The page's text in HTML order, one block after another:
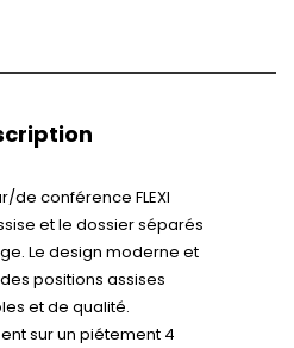
de conférence FLEXI
et le dossier séparés
Le design moderne et
positions assises
et de qualité.
sur un piétement 4